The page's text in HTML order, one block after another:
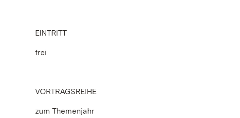
EINTRITT
frei
VORTRAGSREIHE
zum Themenjahr